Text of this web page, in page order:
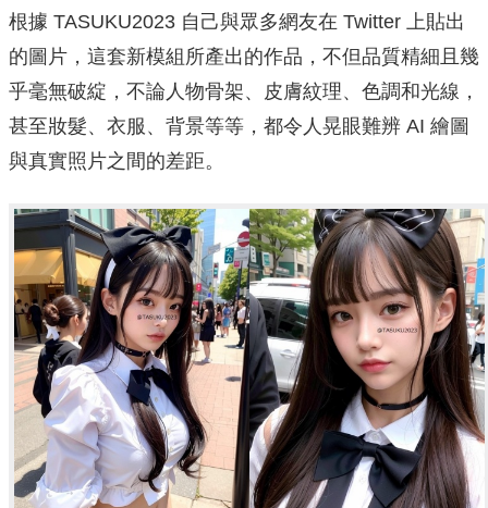
根據 TASUKU2023 自己與眾多網友在 Twitter 上貼出
的圖片，這套新模組所產出的作品，不但品質精細且幾
乎毫無破綻，不論人物骨架、皮膚紋理、色調和光線，
甚至妝髮、衣服、背景等等，都令人晃眼難辨 AI 繪圖
與真實照片之間的差距。